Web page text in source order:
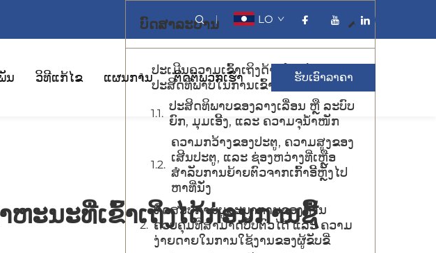
LO
ນ ວິທີແກ້ໄຂ ແຜນການ ຕິດຕໍ່ພວກເຮົາ ຮັບເອົາລາຄາ
ະນະທີ່ເຂົ້າເຖິງໄດ້ກ່ອນການຊື້
ບົດສາລະບານ
ປະເມີນຄວາມເຂົ້າເຖິງດ້ານໂຄງສ້າງ ແລະ
ປະສິດທິພາບໃນການເຂົ້າ-ອອກ
ປະສິດທິພາບຂອງລາງເລື່ອນ ຫຼື ລະບົບ
ຍົກ, ມຸມເອີ້ງ, ແລະ ຄວາມຈຸນ້ຳໜັກ
ຄວາມກວ້າງຂອງປະຕູ, ຄວາມສູງຂອງ
ເສີນປະຕູ, ແລະ ຊ່ອງຫວ່າງທີ່ເຫຼືອ
ສຳລັບການຍ້າຍຕົວຈາກເກົ້າອີ້ຫຼັງໄປ
ຫາທີ່ນັ່ງ
ທົດສອບການບູລະນາການຂອງການ
ຄວບຄຸມທີ່ສາມາດປັບຕົວໄດ້ ແລະ ຄວາມ
ງ່າຍດາຍໃນການໃຊ້ງານຂອງຜູ້ຂັບຂີ່